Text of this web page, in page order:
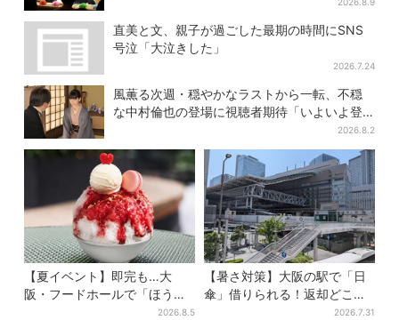
直美と文、親子が過ごした最期の時間にSNS
号泣「大泣きした」
2026.7.24
風薫る次週・穏やかなラストから一転、不穏
な中村倫也の登場に視聴者期待「いよいよ登
2026.8.2
【夏イベント】即完も…大
阪・フードホールで「ほうせ
き箱」の“限定かき氷”が復2026.8.5
【暑さ対策】大阪の駅で「日
傘」借りられる！返却どこで
もOK、熱中症対策にシェアサ
2026.7.31